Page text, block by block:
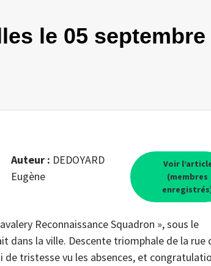
le 05 septembre
Auteur : DEDOYARD
Eugène
Voir
(membres
Reconnaissance Squadron », sous le
dans la ville. Descente triomphale de la rue
de tristesse vu les absences, et